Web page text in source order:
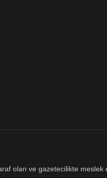
olan ve gazetecilikte meslek